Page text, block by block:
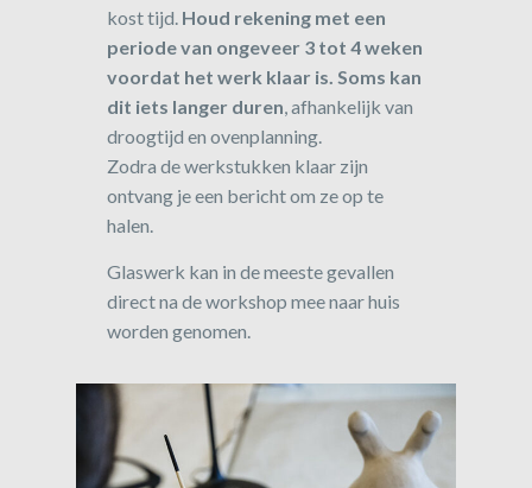
kost tijd. Houd rekening met een
periode van ongeveer 3 tot 4 weken
voordat het werk klaar is. Soms kan
dit iets langer duren , afhankelijk van
droogtijd en ovenplanning.
Zodra de werkstukken klaar zijn
ontvang je een bericht om ze op te
halen.
Glaswerk kan in de meeste gevallen
direct na de workshop mee naar huis
worden genomen.